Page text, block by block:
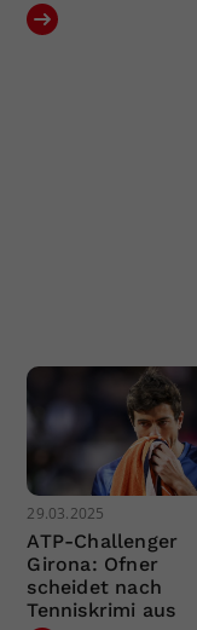
29.03.2025
ATP-Challenger
Girona: Ofner
scheidet nach
Tenniskrimi aus